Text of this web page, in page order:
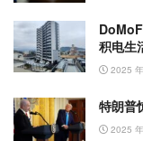
积电生
2025
特朗普
2025